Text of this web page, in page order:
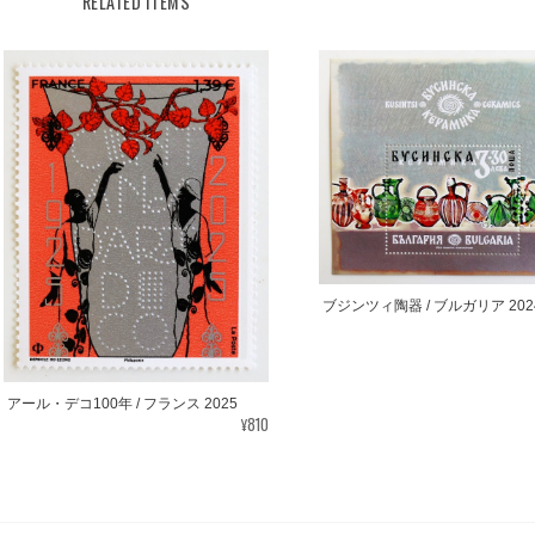
アール・デコ100年 / フランス 2025
¥810
ブジンツィ陶器 / ブルガリア